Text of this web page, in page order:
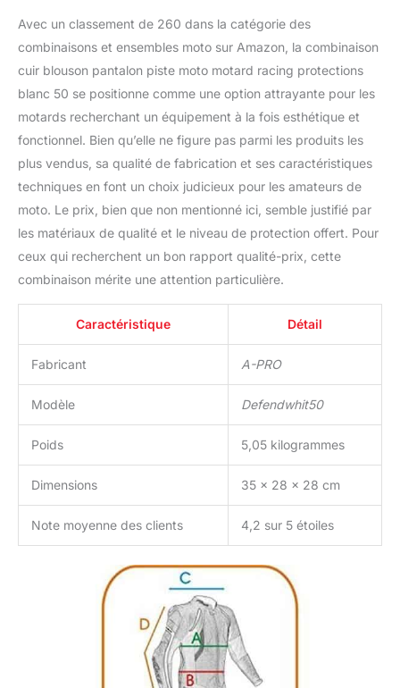
Avec un classement de 260 dans la catégorie des
combinaisons et ensembles moto sur Amazon, la combinaison
cuir blouson pantalon piste moto motard racing protections
blanc 50 se positionne comme une option attrayante pour les
motards recherchant un équipement à la fois esthétique et
fonctionnel. Bien qu’elle ne figure pas parmi les produits les
plus vendus, sa qualité de fabrication et ses caractéristiques
techniques en font un choix judicieux pour les amateurs de
moto. Le prix, bien que non mentionné ici, semble justifié par
les matériaux de qualité et le niveau de protection offert. Pour
ceux qui recherchent un bon rapport qualité-prix, cette
combinaison mérite une attention particulière.
Caractéristique Détail
Fabricant A-PRO
Modèle Defendwhit50
Poids 5,05 kilogrammes
Dimensions 35 x 28 x 28 cm
Note moyenne des clients 4,2 sur 5 étoiles